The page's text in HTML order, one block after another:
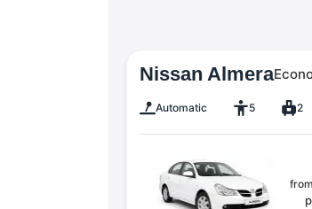
Nissan Almera
Automatic 5 2
from